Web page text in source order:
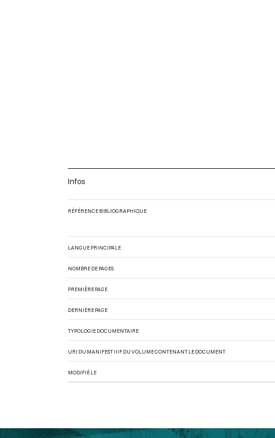
Infos
RÉFÉRENCE BIBLIOGRAPHIQUE
LANGUE PRINCIPALE
NOMBRE DE PAGES
PREMIÈRE PAGE
DERNIÈRE PAGE
TYPOLOGIE DOCUMENTAIRE
URI DU MANIFEST IIIF DU VOLUME CONTENANT LE DOCUMENT
MODIFIÉ LE